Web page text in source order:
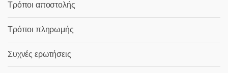
Τρόποι αποστολής
Τρόποι πληρωμής
Συχνές ερωτήσεις